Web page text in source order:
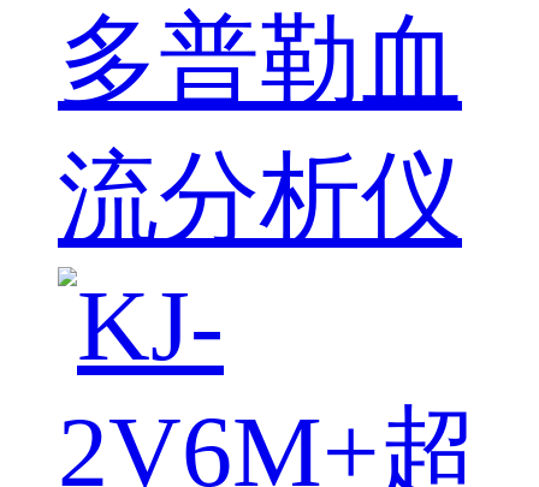
多普勒血
流分析仪